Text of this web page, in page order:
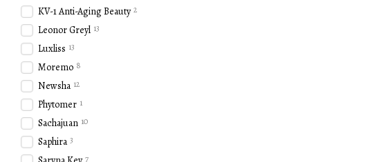
KV-1 Anti-Aging Beauty 2
Leonor Greyl 13
Luxliss 13
Moremo 8
Newsha 12
Phytomer 1
Sachajuan 10
Saphira 3
7